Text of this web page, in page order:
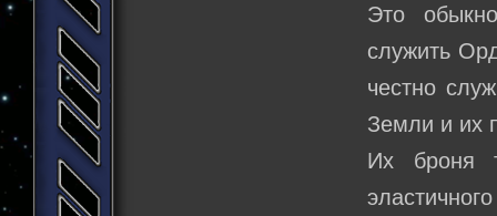
Это
служить
честно
Земли и их
Их броня